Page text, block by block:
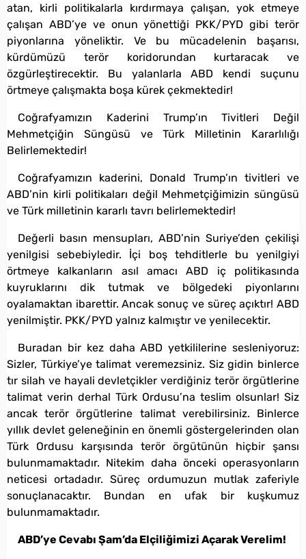
atan, kirli politikalarla kırdırmaya çalışan, yok etmeye
çalışan ABD’ye ve onun yönettiği PKK/PYD gibi terör
piyonlarına yöneliktir. Ve bu mücadelenin başarısı,
kürdümüzü terör koridorundan kurtaracak ve
özgürleştirecektir. Bu yalanlarla ABD kendi suçunu
örtmeye çalışmakta boşa kürek çekmektedir!
Coğrafyamızın Kaderini Trump’ın Tivitleri Değil
Mehmetçiğin Süngüsü ve Türk Milletinin Kararlılığı
Belirlemektedir!
Coğrafyamızın kaderini, Donald Trump’ın tivitleri ve
ABD’nin kirli politikaları değil Mehmetçiğimizin süngüsü
ve Türk milletinin kararlı tavrı belirlemektedir!
Değerli basın mensupları, ABD’nin Suriye’den çekilişi
yenilgisi sebebiyledir. İçi boş tehditlerle bu yenilgiyi
örtmeye kalkanların asıl amacı ABD iç politikasında
kuyruklarını dik tutmak ve bölgedeki piyonlarını
oyalamaktan ibarettir. Ancak sonuç ve süreç açıktır! ABD
yenilmiştir. PKK/PYD yalnız kalmıştır ve yenilecektir.
Buradan bir kez daha ABD yetkililerine sesleniyoruz:
Sizler, Türkiye’ye talimat veremezsiniz. Siz gidin binlerce
tır silah ve hayali devletçikler verdiğiniz terör örgütlerine
talimat verin derhal Türk Ordusu’na teslim olsunlar! Siz
ancak terör örgütlerine talimat verebilirsiniz. Binlerce
yıllık devlet geleneğinin en önemli göstergelerinden olan
Türk Ordusu karşısında terör örgütünün hiçbir şansı
bulunmamaktadır. Nitekim daha önceki operasyonların
neticesi ortadadır. Süreç ordumuzun mutlak zaferiyle
sonuçlanacaktır. Bundan en ufak bir kuşkumuz
bulunmamaktadır.
ABD’ye Cevabı Şam’da Elçiliğimizi Açarak Verelim!